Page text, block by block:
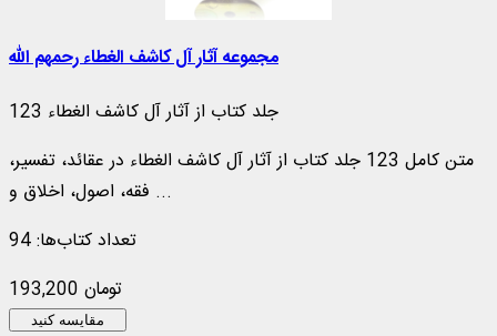
مجموعه آثار آل کاشف الغطاء رحمهم الله
123 جلد کتاب از آثار آل کاشف الغطاء
متن کامل 123 جلد کتاب از آثار آل کاشف الغطاء در عقائد، تفسیر،
فقه، اصول، اخلاق و ...
تعداد کتاب‌ها: 94
193,200 تومان
مقایسه کنید